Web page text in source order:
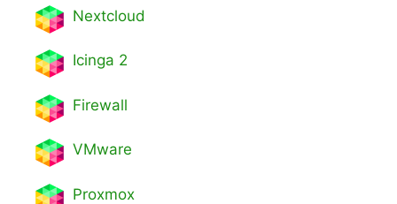
Nextcloud
Icinga 2
Firewall
VMware
Proxmox